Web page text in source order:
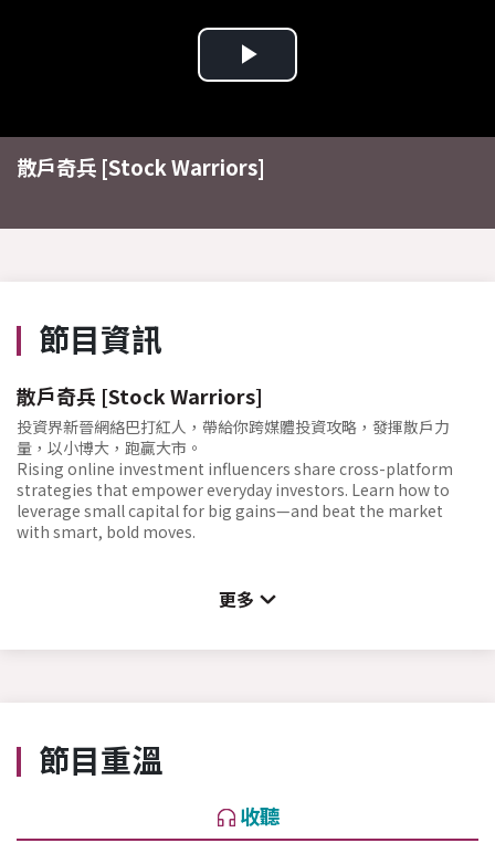
Play
Video
散戶奇兵 [Stock Warriors]
節目資訊
散戶奇兵 [Stock Warriors]
投資界新晉網絡巴打紅人，帶給你跨媒體投資攻略，發揮散戶力
量，以小博大，跑贏大市。
Rising online investment influencers share cross-platform
strategies that empower everyday investors. Learn how to
leverage small capital for big gains—and beat the market
with smart, bold moves.
更多
節目重溫
收聽